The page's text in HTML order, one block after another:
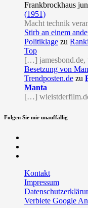
Frankbrockhaus
(1951)
Macht technik
Stirb an einem
Politiklage zu
Top
[…]
Besetzung von
Trendposten.de zu
Manta
[…]
Folgen Sie mir unauffällig
Kontakt
Impressum
Verbiete Google